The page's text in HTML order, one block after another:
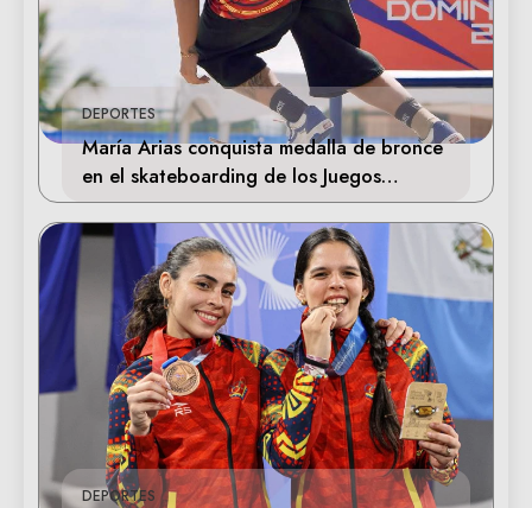
DEPORTES
María Arias conquista medalla de bronce
en el skateboarding de los Juegos
Centroamericanos
DEPORTES